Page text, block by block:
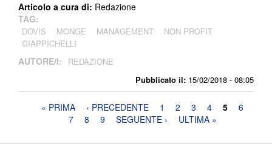
Pubblicato il: 15/02/2018 - 08:05
Articolo a cura di: Redazione
TAG:
DOVIS MONGE MANAGEMENT
NON PROFIT
GIAPPICHELLI
AUTORE/I: REDAZIONE
Pagine« PRIMA ‹ PRECEDENTE 1 2 3 4 5
6
7
8 9 SEGUENTE › ULTIMA »